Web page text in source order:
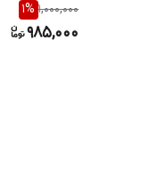
1,000,000
1%
985,000